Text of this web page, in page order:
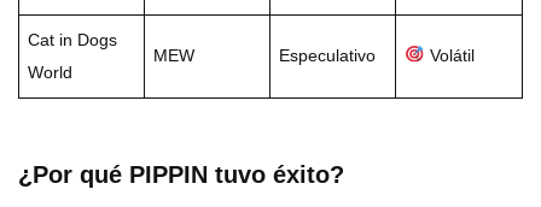
Cat in Dogs
World
MEW Especulativo Volátil
¿Por qué PIPPIN tuvo éxito?